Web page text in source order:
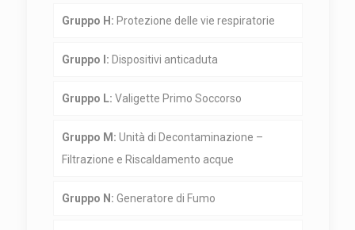
Gruppo H: Protezione delle vie respiratorie
Gruppo I: Dispositivi anticaduta
Gruppo L: Valigette Primo Soccorso
Gruppo M: Unità di Decontaminazione –
Filtrazione e Riscaldamento acque
Gruppo N: Generatore di Fumo